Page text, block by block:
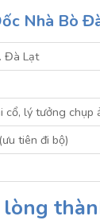
Nhà Bò
Đà Lạt
lý tưởng chụp
tiên đi bộ)
lòng